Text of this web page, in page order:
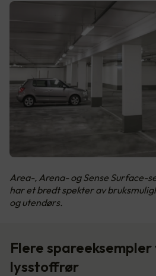
Area-, Arena- og Sense Surface-
har et bredt spekter av
og utendørs.
Flere
lysstoffrør